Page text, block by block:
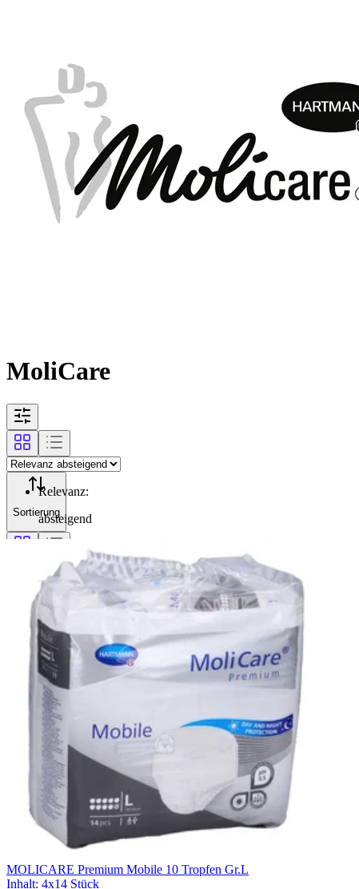
MoliCare
Sortierung
Filterung
Relevanz:
absteigend
MOLICARE Premium Mobile 10 Tropfen Gr.L
Inhalt: 4x14 Stück